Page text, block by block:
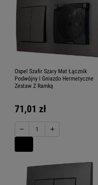
Ospel Szafir Szary Mat Łącznik
Podwójny I Gniazdo Hermetyczne
Zestaw Z Ramką
71,01 zł
− +